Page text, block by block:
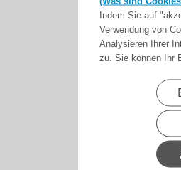
Indem Sie auf
Verwendung von
Analysieren Ihrer
zu. Sie können Ihr